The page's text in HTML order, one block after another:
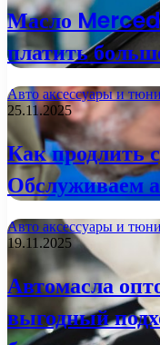
Масло
платить
Авто аксессуары и
25.11.2025
Как продлить
Обслуживаем
Авто аксессуары и
19.11.2025
Автомасла
выгодный